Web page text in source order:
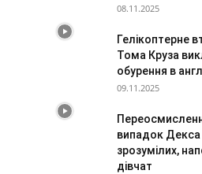
08.11.2025
Гелікоптерне
Тома Круза
обурення в
09.11.2025
випадок
зрозумілих,
дівчат